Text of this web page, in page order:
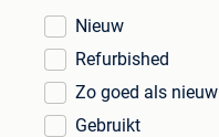
Nieuw
Refurbished
Zo goed als nieuw
Gebruikt